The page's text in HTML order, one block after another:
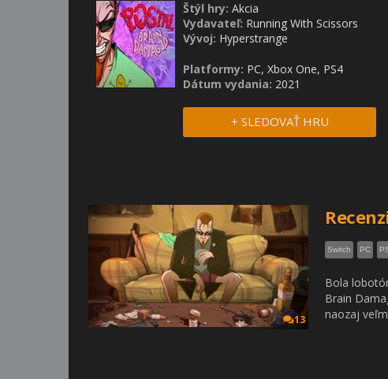
Štýl hry: Akcia
Vydavateľ: Running With Scissors
Vývoj: Hyperstrange
Platformy: PC, Xbox One, PS4
Dátum vydania: 2021
+ SLEDOVAŤ HRU
13
Switch PC
Bola
Brain
naozaj